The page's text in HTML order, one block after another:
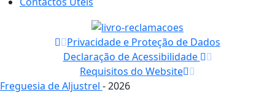
Privacidade e Proteção de Dados
Declaração de Acessibilidade
Requisitos do Website
Freguesia de Aljustrel - 2026